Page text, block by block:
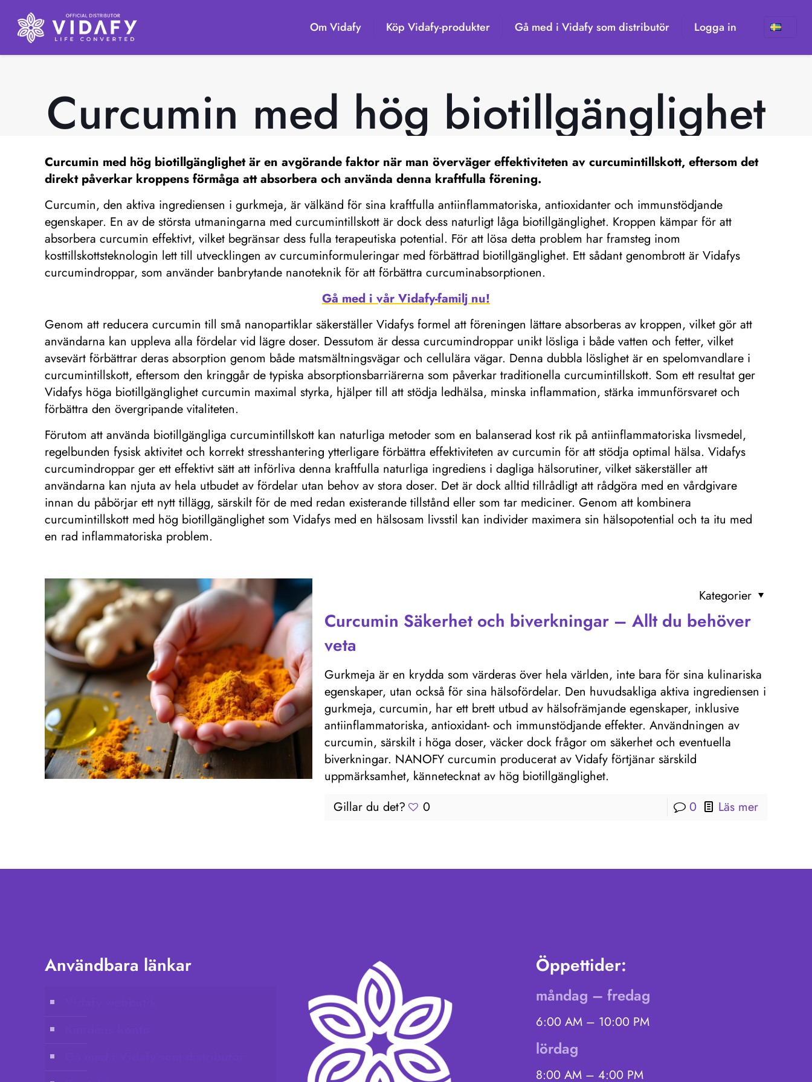
Om Vidafy Köp Vidafy-produkter Gå med i Vidafy som distributör Logga in
Curcumin med hög biotillgänglighet
Curcumin med hög biotillgänglighetär en avgörande faktor när man överväger effektiviteten av curcumintillskott, eftersom det
direkt påverkar kroppens förmåga att absorbera och använda denna kraftfulla förening.
Curcumin, den aktiva ingrediensen i gurkmeja, är välkänd för sina kraftfulla antiinflammatoriska, antioxidanter och immunstödjande
egenskaper. En av de största utmaningarna med curcumintillskott är dock dess naturligt låga biotillgänglighet. Kroppen kämpar för att
absorbera curcumin effektivt, vilket begränsar dess fulla terapeutiska potential. För att lösa detta problem har framsteg inom
kosttillskottsteknologin lett till utvecklingen av curcuminformuleringar med förbättrad biotillgänglighet. Ett sådant genombrott är Vidafys
curcumindroppar, som använder banbrytande nanoteknik för att förbättra curcuminabsorptionen.
Gå med i vår Vidafy-familj nu!
Genom att reducera curcumin till små nanopartiklar säkerställer Vidafys formel att föreningen lättare absorberas av kroppen, vilket gör att
användarna kan uppleva alla fördelar vid lägre doser. Dessutom är dessa curcumindroppar unikt lösliga i både vatten och fetter, vilket
avsevärt förbättrar deras absorption genom både matsmältningsvägar och cellulära vägar. Denna dubbla löslighet är en spelomvandlare i
curcumintillskott, eftersom den kringgår de typiska absorptionsbarriärerna som påverkar traditionella curcumintillskott. Som ett resultat ger
Vidafys höga biotillgänglighet curcumin maximal styrka, hjälper till att stödja ledhälsa, minska inflammation, stärka immunförsvaret och
förbättra den övergripande vitaliteten.
Förutom att använda biotillgängliga curcumintillskott kan naturliga metoder som en balanserad kost rik på antiinflammatoriska livsmedel,
regelbunden fysisk aktivitet och korrekt stresshantering ytterligare förbättra effektiviteten av curcumin för att stödja optimal hälsa. Vidafys
curcumindroppar ger ett effektivt sätt att införliva denna kraftfulla naturliga ingrediens i dagliga hälsorutiner, vilket säkerställer att
användarna kan njuta av hela utbudet av fördelar utan behov av stora doser. Det är dock alltid tillrådligt att rådgöra med en vårdgivare
innan du påbörjar ett nytt tillägg, särskilt för de med redan existerande tillstånd eller som tar mediciner. Genom att kombinera
curcumintillskott med hög biotillgänglighet som Vidafys med en hälsosam livsstil kan individer maximera sin hälsopotential och ta itu med
en rad inflammatoriska problem.
Kategorier
Curcumin Säkerhet och biverkningar – Allt du behöver
veta
Gurkmeja är en krydda som värderas över hela världen, inte bara för sina kulinariska
egenskaper, utan också för sina hälsofördelar. Den huvudsakliga aktiva ingrediensen i
gurkmeja, curcumin, har ett brett utbud av hälsofrämjande egenskaper, inklusive
antiinflammatoriska, antioxidant- och immunstödjande effekter. Användningen av
curcumin, särskilt i höga doser, väcker dock frågor om säkerhet och eventuella
biverkningar. NANOFY curcumin producerat av Vidafy förtjänar särskild
uppmärksamhet, kännetecknat av hög biotillgänglighet.
Gillar du det?
0 0 Läs mer
Användbara länkar Öppettider:
måndag – fredag
6:00 AM – 10:00 PM
lördag
8:00 AM – 4:00 PM